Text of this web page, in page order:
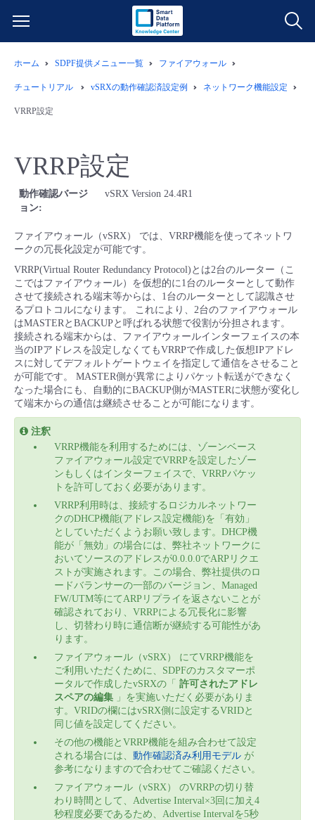
サービス一覧
ネットワーク
IoT
モニタリング/監査
サポート
管理機能
すべてのメニューを見る
よくある質問
クラウド/サーバー
ネットワーク
IoT
モニタリング/監査
サポート
管理機能
料金シミュレーター
データ利活用
クラウド/サーバー
ネットワーク
IoT
モニタリング/監査
すべてのメニューを見る
ご利用開始ガイド
■ 管理機能
- 管理機能
■ セットアップガイド
- 新規お申し込み方法
- 初期設定・確認
- ユーザー機能の管理
- 登録情報の管理
- APIリファレンス
■ 基本構築ガイド
- クラウド / サーバー
- Flexible Remote Access
- vUTM2
ユースケース
- バックアップ
- セキュリティ・監査
- データと分析
- IoT
- マルチクラウド利用
- リモートワーク
- ITインフラストラクチャー
- その他
故障/メンテナンス情報
サービス稼働状況
故障/メンテナンス履歴
メンテナンス予定
パートナー
販売パートナー向けプログラム
トレーニング/操作動画
脱炭素化
ホーム SDPF提供メニュー一覧 ファイアウォール
チュートリアル vSRXの動作確認済設定例 ネットワーク機能設定
VRRP設定
VRRP設定
動作確認バージ
ョン
vSRX Version 24.4R1
ファイアウォール（vSRX） では、VRRP機能を使ってネットワ
ークの冗長化設定が可能です。
VRRP(Virtual Router Redundancy Protocol)とは2台のルーター（こ
こではファイアウォール）を仮想的に1台のルーターとして動作
させて接続される端末等からは、1台のルーターとして認識させ
るプロトコルになります。 これにより、2台のファイアウォール
はMASTERとBACKUPと呼ばれる状態で役割が分担されます。
接続される端末からは、ファイアウォールインターフェイスの本
当のIPアドレスを設定しなくてもVRRPで作成した仮想IPアドレ
スに対してデフォルトゲートウェイを指定して通信をさせること
が可能です。 MASTER側が異常によりパケット転送ができなく
なった場合にも、自動的にBACKUP側がMASTERに状態が変化し
て端末からの通信は継続させることが可能になります。
注釈
VRRP機能を利用するためには、ゾーンベース
ファイアウォール設定でVRRPを設定したゾー
ンもしくはインターフェイスで、VRRPパケッ
トを許可しておく必要があります。
VRRP利用時は、接続するロジカルネットワー
クのDHCP機能(アドレス設定機能)を「有効」
としていただくようお願い致します。DHCP機
能が「無効」の場合には、弊社ネットワークに
おいてソースのアドレスが0.0.0.0でARPリクエ
ストが実施されます。この場合、弊社提供のロ
ードバランサーの一部のバージョン、Managed
FW/UTM等にてARPリプライを返さないことが
確認されており、VRRPによる冗長化に影響
し、切替わり時に通信断が継続する可能性があ
ります。
ファイアウォール（vSRX） にてVRRP機能を
ご利用いただくために、SDPFのカスタマーポ
ータルで作成したvSRXの「 許可されたアドレ
スペアの編集 」を実施いただく必要がありま
す。VRIDの欄にはvSRX側に設定するVRIDと
同じ値を設定してください。
その他の機能とVRRP機能を組み合わせて設定
される場合には、 動作確認済み利用モデル が
参考になりますので合わせてご確認ください。
ファイアウォール（vSRX） のVRRPの切り替
わり時間として、Advertise Interval×3回に加え4
秒程度必要であるため、Advertise Intervalを5秒